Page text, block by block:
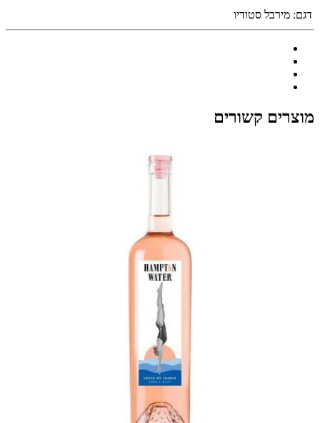
דגם: מירבל סטודיו
מוצרים קשורים